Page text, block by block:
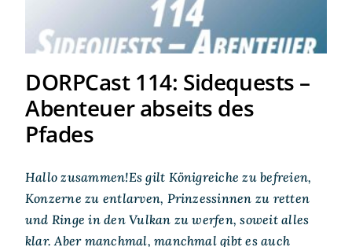
DORPCast 114: Sidequests –
Abenteuer abseits des
Pfades
Hallo zusammen!Es gilt Königreiche zu befreien,
Konzerne zu entlarven, Prinzessinnen zu retten
und Ringe in den Vulkan zu werfen, soweit alles
klar. Aber manchmal, manchmal gibt es auch